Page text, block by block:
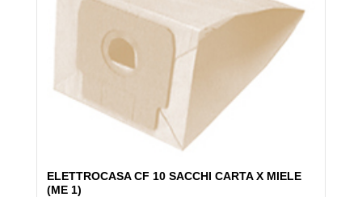
ELETTROCASA CF 10 SACCHI CARTA X MIELE
(ME 1)